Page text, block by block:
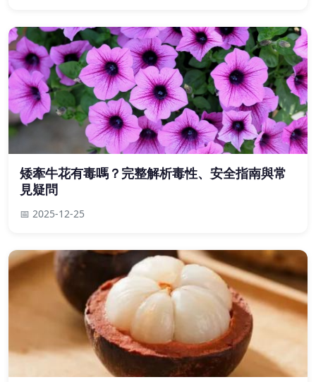
矮牽牛花有毒嗎？完整解析毒性、安全指南與常
見疑問
📅 2025-12-25